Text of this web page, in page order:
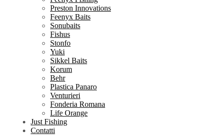
Preston Innovations
Feenyx Baits
Sonubaits
Fishus
Stonfo
Yuki
Sikkel Baits
Korum
Behr
Plastica Panaro
Venturieri
Fonderia Romana
Life Orange
Just Fishing
Contatti